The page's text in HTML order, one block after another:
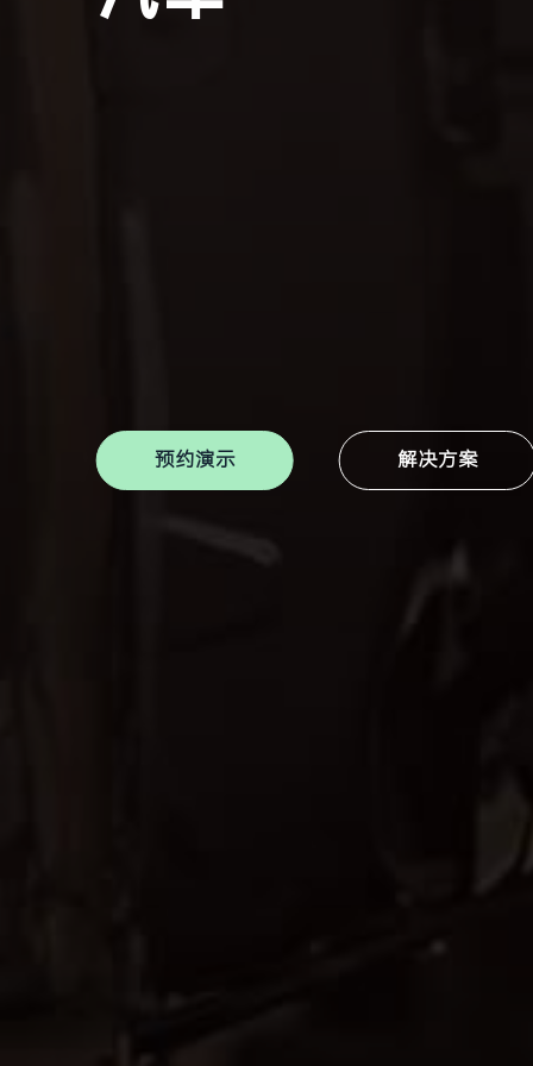
预约演示 解决方案